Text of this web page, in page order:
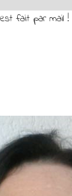
fait par mail !